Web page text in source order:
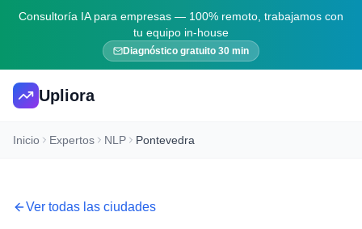
Consultoría IA para empresas — 100% remoto, trabajamos con
tu equipo in-house
Diagnóstico gratuito 30 min
Upliora
Inicio Expertos NLP Pontevedra
Ver todas las ciudades